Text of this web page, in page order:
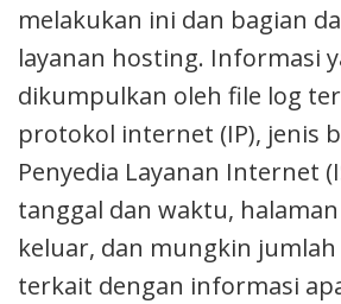
melakukan ini dan bagian
layanan hosting. Informasi
dikumpulkan oleh file log
protokol internet (IP), jenis
Penyedia Layanan Internet
tanggal dan waktu,
keluar, dan mungkin
terkait dengan informasi